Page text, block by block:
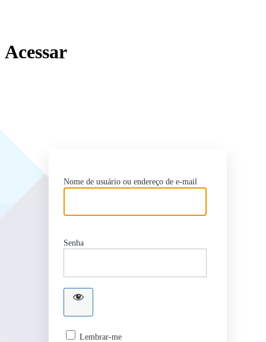
Acessar
Nome de usuário ou endereço de e-mail
Senha
Lembrar-me